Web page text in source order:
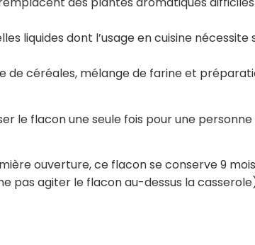
liquides dont l’usage en cuisine
de céréales, mélange de farine et
le flacon une seule fois pour une
ouverture, ce flacon se conserve 9
pas agiter le flacon au-dessus la